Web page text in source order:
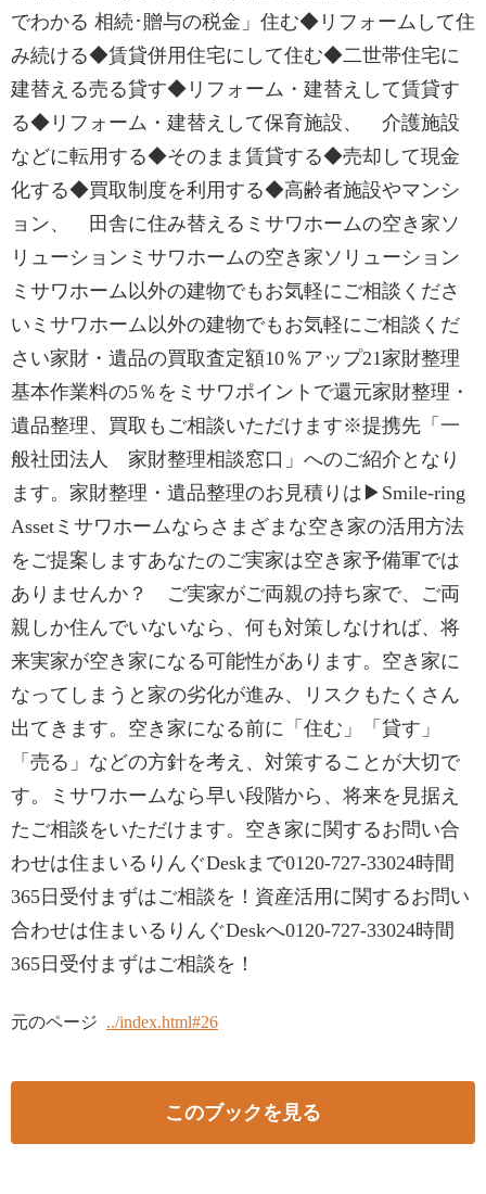
でわかる 相続･贈与の税金」住む◆リフォームして住
み続ける◆賃貸併用住宅にして住む◆二世帯住宅に
建替える売る貸す◆リフォーム・建替えして賃貸す
る◆リフォーム・建替えして保育施設、 介護施設
などに転用する◆そのまま賃貸する◆売却して現金
化する◆買取制度を利用する◆高齢者施設やマンシ
ョン、 田舎に住み替えるミサワホームの空き家ソ
リューションミサワホームの空き家ソリューション
ミサワホーム以外の建物でもお気軽にご相談くださ
いミサワホーム以外の建物でもお気軽にご相談くだ
さい家財・遺品の買取査定額10％アップ21家財整理
基本作業料の5％をミサワポイントで還元家財整理・
遺品整理、買取もご相談いただけます※提携先「一
般社団法人 家財整理相談窓口」へのご紹介となり
ます。家財整理・遺品整理のお見積りは▶Smile-ring
Assetミサワホームならさまざまな空き家の活用方法
をご提案しますあなたのご実家は空き家予備軍では
ありませんか？ ご実家がご両親の持ち家で、ご両
親しか住んでいないなら、何も対策しなければ、将
来実家が空き家になる可能性があります。空き家に
なってしまうと家の劣化が進み、リスクもたくさん
出てきます。空き家になる前に「住む」「貸す」
「売る」などの方針を考え、対策することが大切で
す。ミサワホームなら早い段階から、将来を見据え
たご相談をいただけます。空き家に関するお問い合
わせは住まいるりんぐDeskまで0120-727-33024時間
365日受付まずはご相談を！資産活用に関するお問い
合わせは住まいるりんぐDeskへ0120-727-33024時間
365日受付まずはご相談を！
元のページ ../index.html#26
このブックを見る